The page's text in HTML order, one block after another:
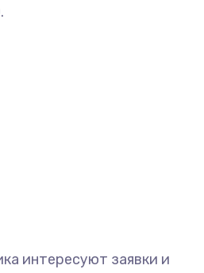
интересуют заявки и